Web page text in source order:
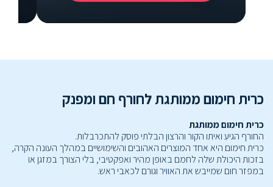
כרית חימום ממותגת לחורף חם ומפנק
כרית חימום ממותגת
החורף הגיע ואיתו הקור והרצון הבלתי פוסק להתכרבלות.
כרית חימום היא אחד המוצרים האהובים והשימושיים במהלך העונה הקרה,
בזכות היכולת שלה לחמם באופן מהיר ואפקטיבי, בלי הצורך במזגן או
במפזר חום שמייבש את האוויר וגורם לכאבי ראש.